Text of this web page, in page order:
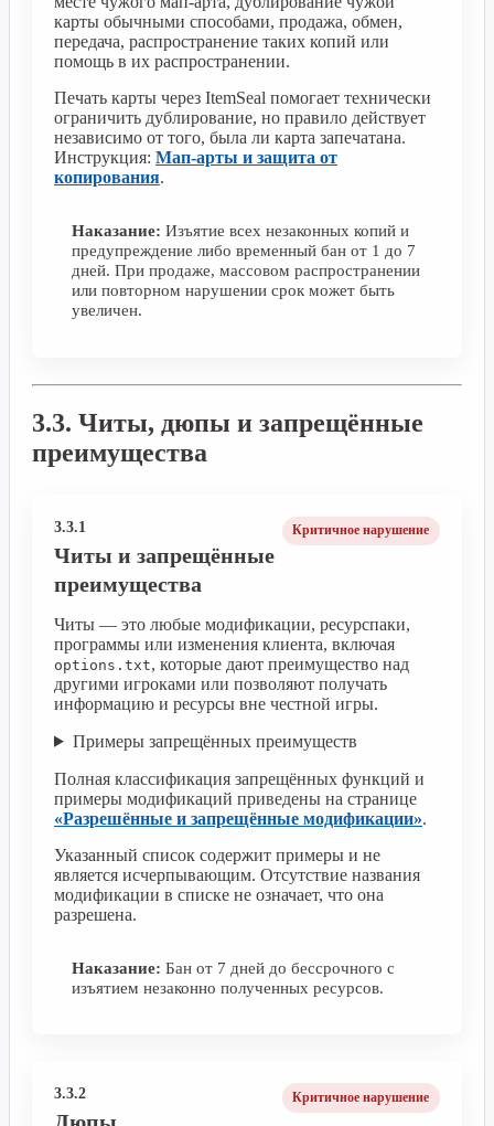
карты обычными способами, продажа, обмен,
передача, распространение таких копий или
помощь в их распространении.
Печать карты через ItemSeal помогает технически
ограничить дублирование, но правило действует
независимо от того, была ли карта запечатана.
Инструкция: Мап-арты и защита от
копирования.
Наказание: Изъятие всех незаконных копий и
предупреждение либо временный бан от 1 до 7
дней. При продаже, массовом распространении
или повторном нарушении срок может быть
увеличен.
3.3. Читы, дюпы и запрещённые
преимущества
3.3.1
Читы и запрещённые
преимущества
Критичное нарушение
Читы — это любые модификации, ресурспаки,
программы или изменения клиента, включая
options.txt, которые дают преимущество над
другими игроками или позволяют получать
информацию и ресурсы вне честной игры.
Примеры запрещённых преимуществ
Полная классификация запрещённых функций и
примеры модификаций приведены на странице
«Разрешённые и запрещённые модификации».
Указанный список содержит примеры и не
является исчерпывающим. Отсутствие названия
модификации в списке не означает, что она
разрешена.
Наказание: Бан от 7 дней до бессрочного с
изъятием незаконно полученных ресурсов.
3.3.2 Критичное нарушение